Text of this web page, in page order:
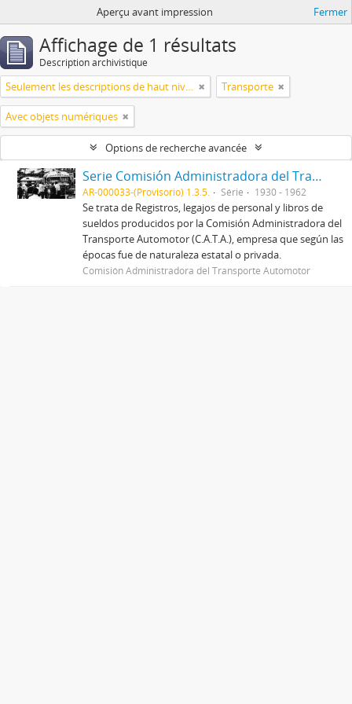
Aperçu avant impression Fermer
Affichage de 1 résultats
Description archivistique
Seulement les descriptions de haut niveau Transporte
Avec objets numériques
Options de recherche avancée
Serie Comisión Administradora del Transporte Automotor (C.A.T.A.)
AR-000033-(Provisorio) 1.3.5. Série 1930 - 1962
Se trata de Registros, legajos de personal y libros de
sueldos producidos por la Comisión Administradora del
Transporte Automotor (C.A.T.A.), empresa que según las
épocas fue de naturaleza estatal o privada.
Comisión Administradora del Transporte Automotor